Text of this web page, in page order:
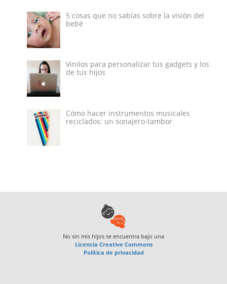
5 cosas que no sabías sobre la visión del
bebé
Vinilos para personalizar tus gadgets y los
de tus hijos
Cómo hacer instrumentos musicales
reciclados: un sonajero-tambor
No sin mis hijos se encuentra bajo una
Licencia Creative Commons
Política de privacidad